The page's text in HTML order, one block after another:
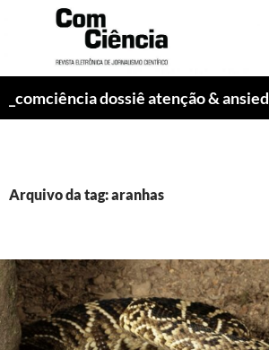
_comciência dossiê atenção &
Arquivo da tag: aranhas